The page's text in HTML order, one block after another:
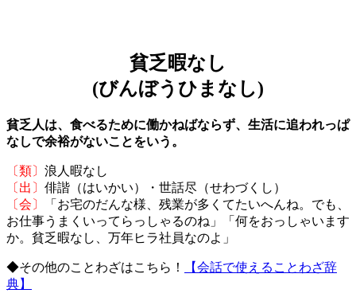
貧乏暇なし
(びんぼうひまなし)
貧乏人は、食べるために働かねばならず、生活に追われっぱ
なしで余裕がないことをいう。
〔類〕 浪人暇なし
〔出〕 俳諧（はいかい）・世話尽（せわづくし）
〔会〕
「お宅のだんな様、残業が多くてたいへんね。でも、
お仕事うまくいってらっしゃるのね」「何をおっしゃいます
か。貧乏暇なし、万年ヒラ社員なのよ」
◆その他のことわざはこちら！
【会話で使えることわざ辞
典】